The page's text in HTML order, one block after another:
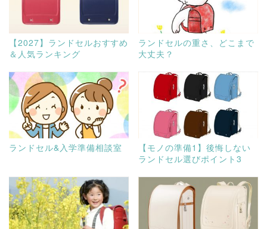
【2027】ランドセルおすすめ
＆人気ランキング
ランドセルの重さ、どこまで
大丈夫？
ランドセル&入学準備相談室
【モノの準備1】後悔しない
ランドセル選びポイント3